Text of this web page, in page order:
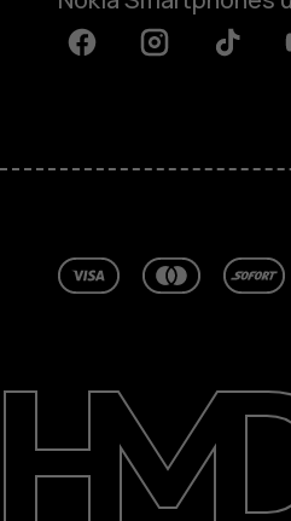
Blog
Support
Deutschland
FacebookInstagramTiktok